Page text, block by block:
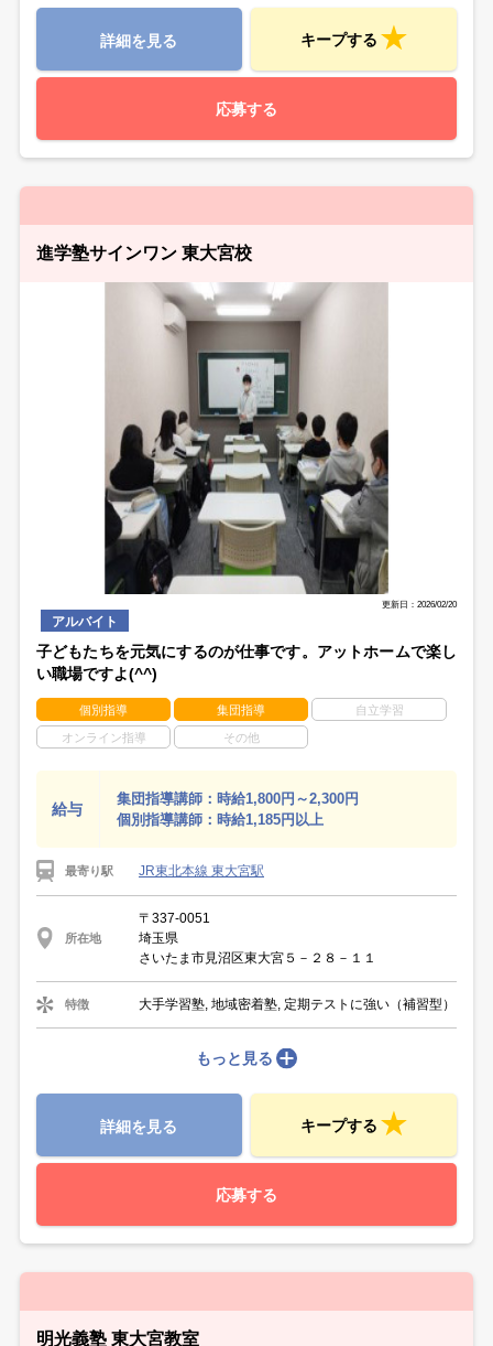
詳細を見る キープする
応募する
進学塾サインワン 東大宮校
更新日：2026/02/20
アルバイト
子どもたちを元気にするのが仕事です。アットホームで楽し
い職場ですよ(^^)
個別指導 集団指導 自立学習
オンライン指導 その他
給与
集団指導講師：時給1,800円～2,300円
個別指導講師：時給1,185円以上
最寄り駅 JR東北本線 東大宮駅
所在地
〒337-0051
埼玉県
さいたま市見沼区東大宮５－２８－１１
特徴 大手学習塾, 地域密着塾, 定期テストに強い（補習型）
もっと見る
詳細を見る キープする
応募する
明光義塾 東大宮教室